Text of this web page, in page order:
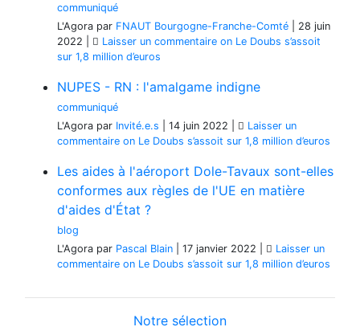
communiqué
L'Agora par FNAUT Bourgogne-Franche-Comté
28 juin
2022
Laisser un commentaire on Le Doubs s’assoit
sur 1,8 million d’euros
NUPES - RN : l'amalgame indigne
communiqué
L'Agora par Invité.e.s 14 juin 2022
Laisser un
commentaire on Le Doubs s’assoit sur 1,8 million d’euros
Les aides à l'aéroport Dole-Tavaux sont-elles
conformes aux règles de l'UE en matière
d'aides d'État ?
blog
L'Agora par Pascal Blain 17 janvier 2022
Laisser un
commentaire on Le Doubs s’assoit sur 1,8 million d’euros
Notre sélection